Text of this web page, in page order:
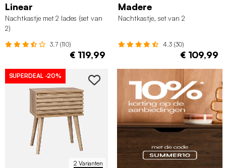
Linear
Nachtkastje met 2 lades (set van
2)
3.7 (110)
€ 119,99
Madere
Nachtkastje, set van 2
4.3 (30)
€ 109,99
2 Varianten
SUPERDEAL -20%